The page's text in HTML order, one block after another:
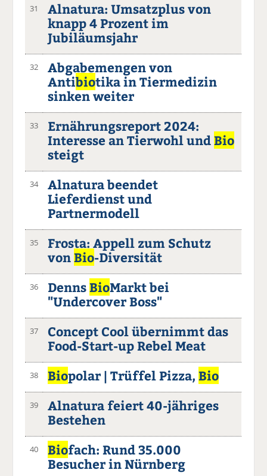
31
Alnatura: Umsatzplus von
knapp 4 Prozent im
Jubiläumsjahr
32
Abgabemengen von
Antibiotika in Tiermedizin
sinken weiter
33
Ernährungsreport 2024:
Interesse an Tierwohl undBio
steigt
34
Alnatura beendet
Lieferdienst und
Partnermodell
35
Frosta: Appell zum Schutz
vonBio-Diversität
36 DennsBioMarkt bei
"Undercover Boss"
37
Concept Cool übernimmt das
Food-Start-up Rebel Meat
38 Biopolar | Trüffel Pizza,Bio
39
Alnatura feiert 40-jähriges
Bestehen
40 Biofach: Rund 35.000
Besucher in Nürnberg